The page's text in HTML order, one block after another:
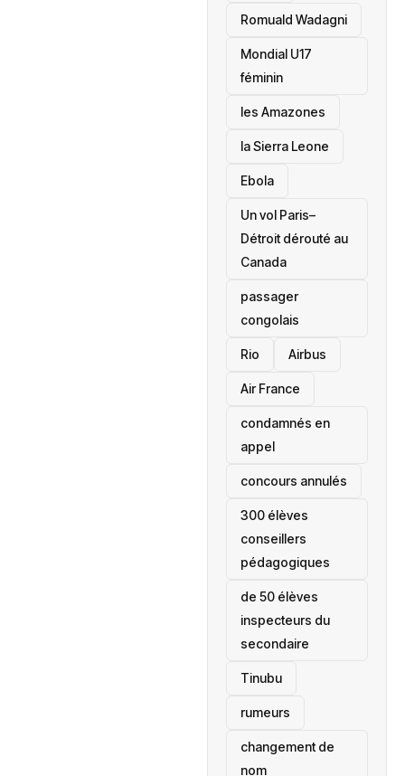
Romuald Wadagni
Mondial U17
féminin
les Amazones
la Sierra Leone
‎Ebola
Un vol Paris–
Détroit dérouté au
Canada
passager
congolais
Rio Airbus
Air France
condamnés en
appel
concours annulés
300 élèves
conseillers
pédagogiques
de 50 élèves
inspecteurs du
secondaire
Tinubu
rumeurs
changement de
nom